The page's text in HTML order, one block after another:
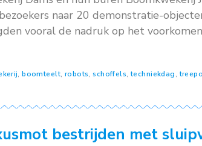
,gaasvlieglarven,natuurlijke bestrijders,
Zundert
,Schoon Water voor Brabant